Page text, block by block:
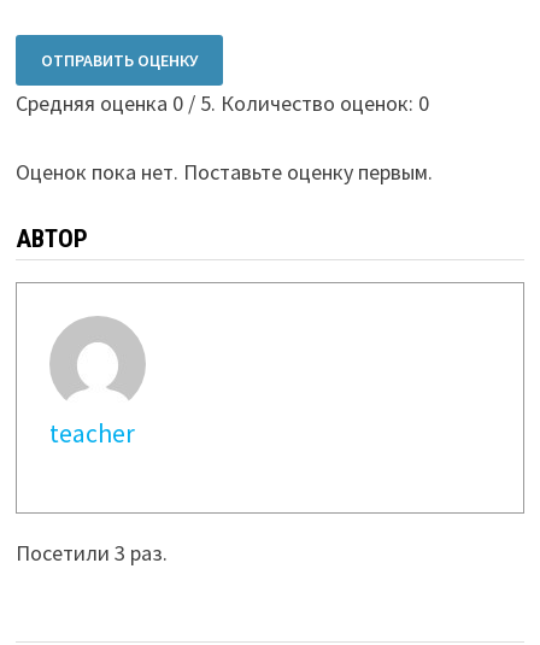
ОТПРАВИТЬ ОЦЕНКУ
Средняя оценка 0/ 5. Количество оценок: 0
Оценок пока нет. Поставьте оценку первым.
АВТОР
teacher
Посетили 3 раз.